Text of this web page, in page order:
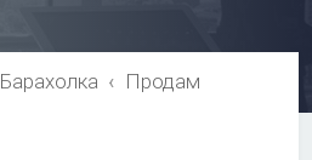
Барахолка Продам